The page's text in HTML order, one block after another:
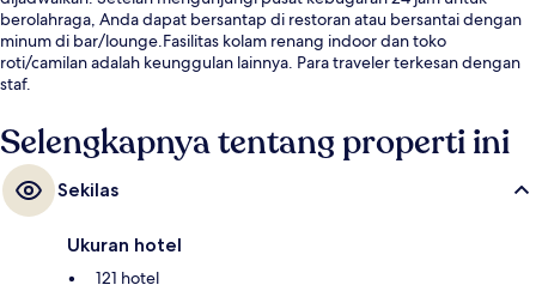
berolahraga, Anda dapat bersantap di restoran atau bersantai dengan
minum di bar/lounge.Fasilitas kolam renang indoor dan toko
roti/camilan adalah keunggulan lainnya. Para traveler terkesan dengan
staf.
Selengkapnya tentang properti ini
Sekilas
Ukuran hotel
121 hotel